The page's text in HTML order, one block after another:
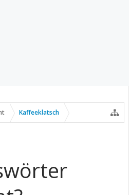
Kaffeeklatsch